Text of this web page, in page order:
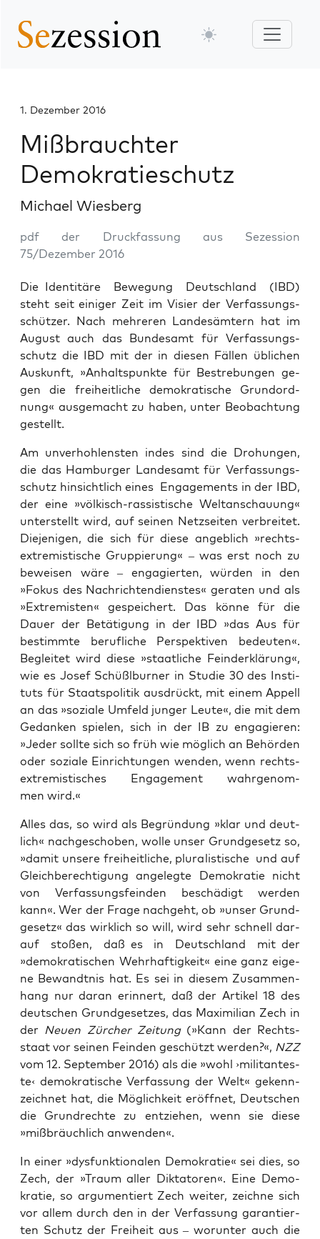
1. Dezember 2016
Mißbrauchter
Demokratieschutz
Michael Wiesberg
pdf der Druckfassung aus Sezession
75/Dezember 2016
Die Iden­ti­tä­re Bewe­gung Deutsch­land (IBD)
steht seit eini­ger Zeit im Visier der Ver­fas­sungs­
schüt­zer. Nach meh­re­ren Lan­des­äm­tern hat im
August auch das Bun­des­amt für Ver­fas­sungs­
schutz die IBD mit der in die­sen Fäl­len übli­chen
Aus­kunft, »Anhalts­punk­te für Bestre­bun­gen ge-
gen die frei­heit­li­che demo­kra­ti­sche Grund­ord­
nung« aus­ge­macht zu haben, unter Beob­ach­tung
gestellt.
Am unver­hoh­lens­ten indes sind die Dro­hun­gen,
die das Ham­bur­ger Lan­des­amt für Ver­fas­sungs­
schutz hin­sicht­lich eines Enga­ge­ments in der IBD,
der eine »völ­kisch-ras­sis­ti­sche Welt­an­schau­ung«
unter­stellt wird, auf sei­nen Netz­sei­ten ver­brei­tet.
Die­je­ni­gen, die sich für die­se angeb­lich »rechts­
extre­mis­ti­sche Grup­pie­rung« – was erst noch zu
bewei­sen wäre – enga­gier­ten, wür­den in den
»Fokus des Nach­rich­ten­diens­tes« gera­ten und als
»Extre­mis­ten« gespei­chert. Das kön­ne für die
Dau­er der Betä­ti­gung in der IBD »das Aus für
bestimm­te beruf­li­che Per­spek­ti­ven bedeu­ten«.
Beglei­tet wird die­se »staat­li­che Feind­er­klä­rung«,
wie es Josef Schüßlb­ur­ner in Stu­die 30 des Insti­
tuts für Staats­po­li­tik aus­drückt, mit einem Appell
an das »sozia­le Umfeld jun­ger Leu­te«, die mit dem
Gedan­ken spie­len, sich in der IB zu enga­gie­ren:
»Jeder soll­te sich so früh wie mög­lich an Behör­den
oder sozia­le Ein­rich­tun­gen wen­den, wenn rechts­
extre­mis­ti­sches Enga­ge­ment wahr­ge­nom­
men wird.«
Alles das, so wird als Begrün­dung »klar und deut­
lich« nach­ge­scho­ben, wol­le unser Grund­ge­setz so,
»damit unse­re frei­heit­li­che, plu­ra­lis­ti­sche und auf
Gleich­be­rech­ti­gung ange­leg­te Demo­kra­tie nicht
von Ver­fas­sungs­fein­den beschä­digt wer­den
kann«. Wer der Fra­ge nach­geht, ob »unser Grund­
ge­setz« das wirk­lich so will, wird sehr schnell dar­
auf sto­ßen, daß es in Deutsch­land mit der
»demo­kra­ti­schen Wehr­haf­tig­keit« eine ganz eige­
ne Bewandt­nis hat. Es sei in die­sem Zusam­men­
hang nur dar­an erin­nert, daß der Arti­kel 18 des
deut­schen Grund­ge­set­zes, das Maxi­mi­li­an Zech in
der Neu­en Zür­cher Zei­tung (»Kann der Rechts­
staat vor sei­nen Fein­den geschützt wer­den?«, NZZ
vom 12. Sep­tem­ber 2016) als die »wohl ›mili­tan­tes­
te‹ demo­kra­ti­sche Ver­fas­sung der Welt« gekenn­
zeich­net hat, die Mög­lich­keit eröff­net, Deut­schen
die Grund­rech­te zu ent­zie­hen, wenn sie die­se
»miß­bräuch­lich anwenden«.
In einer »dys­funk­tio­na­len Demo­kra­tie« sei dies, so
Zech, der »Traum aller Dik­ta­to­ren«. Eine Demo­
kra­tie, so argu­men­tiert Zech wei­ter, zeich­ne sich
vor allem durch den in der Ver­fas­sung garan­tier­
ten Schutz der Frei­heit aus – wor­un­ter auch die